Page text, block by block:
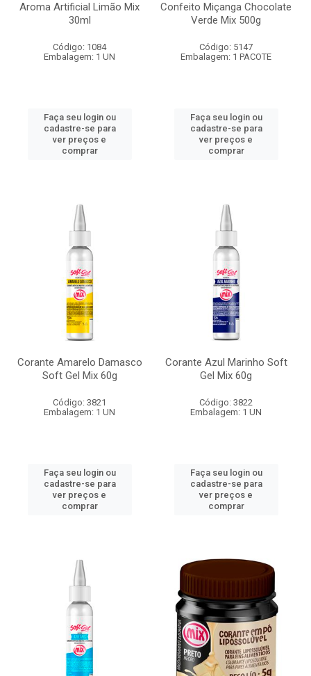
Aroma Artificial Limão Mix
30ml
Código: 1084
Embalagem: 1 UN
Faça seu login ou
cadastre-se para
ver preços e
comprar
Confeito Miçanga Chocolate
Verde Mix 500g
Código: 5147
Embalagem: 1 PACOTE
Faça seu login ou
cadastre-se para
ver preços e
comprar
Corante Amarelo Damasco
Soft Gel Mix 60g
Código: 3821
Embalagem: 1 UN
Faça seu login ou
cadastre-se para
ver preços e
comprar
Corante Azul Marinho Soft
Gel Mix 60g
Código: 3822
Embalagem: 1 UN
Faça seu login ou
cadastre-se para
ver preços e
comprar